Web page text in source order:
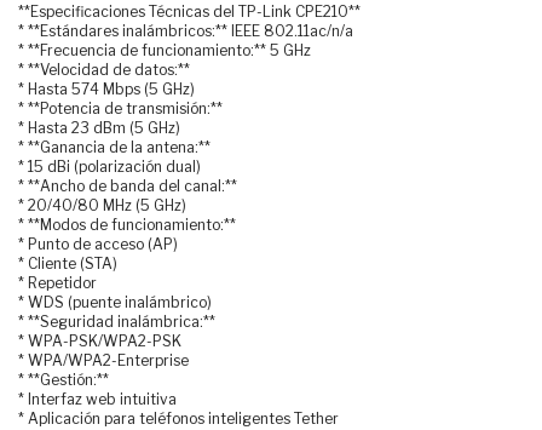
**Especificaciones Técnicas del TP-Link CPE210**
* **Estándares inalámbricos:** IEEE 802.11ac/n/a
* **Frecuencia de funcionamiento:** 5 GHz
* **Velocidad de datos:**
* Hasta 574 Mbps (5 GHz)
* **Potencia de transmisión:**
* Hasta 23 dBm (5 GHz)
* **Ganancia de la antena:**
* 15 dBi (polarización dual)
* **Ancho de banda del canal:**
* 20/40/80 MHz (5 GHz)
* **Modos de funcionamiento:**
* Punto de acceso (AP)
* Cliente (STA)
* Repetidor
* WDS (puente inalámbrico)
* **Seguridad inalámbrica:**
* WPA-PSK/WPA2-PSK
* WPA/WPA2-Enterprise
* **Gestión:**
* Interfaz web intuitiva
* Aplicación para teléfonos inteligentes Tether